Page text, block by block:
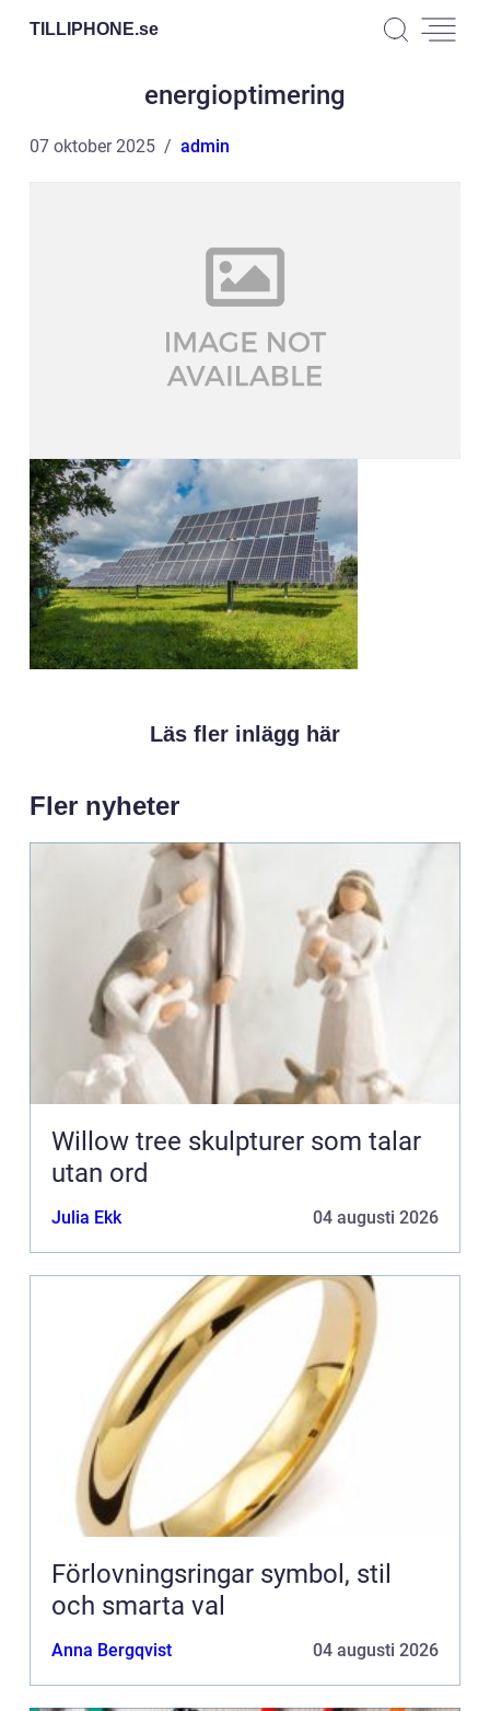
TILLIPHONE.se
energioptimering
07 oktober 2025 admin
Läs fler inlägg här
Fler nyheter
Willow tree skulpturer som talar
utan ord
Julia Ekk 04 augusti 2026
Förlovningsringar symbol, stil
och smarta val
Anna Bergqvist 04 augusti 2026